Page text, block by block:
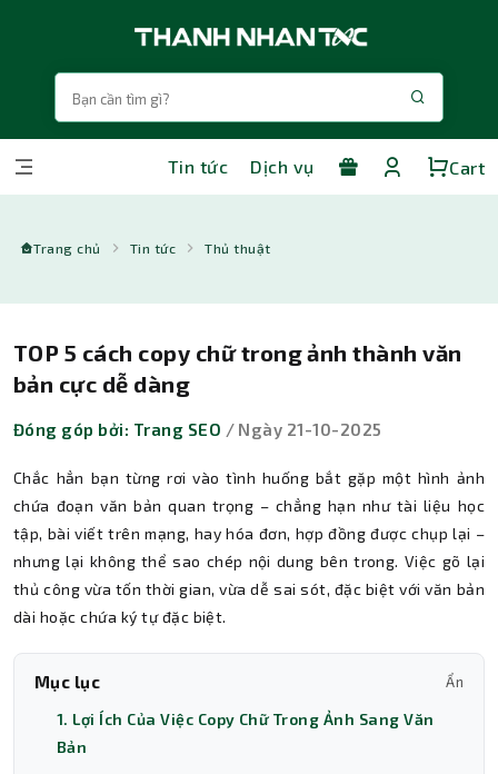
Tin tức Dịch vụ Cart
Trang chủ Tin tức Thủ thuật
TOP 5 cách copy chữ trong ảnh thành văn
bản cực dễ dàng
Đóng góp bởi: Trang SEO / Ngày 21-10-2025
Chắc hẳn bạn từng rơi vào tình huống bắt gặp một hình ảnh
chứa đoạn văn bản quan trọng – chẳng hạn như tài liệu học
tập, bài viết trên mạng, hay hóa đơn, hợp đồng được chụp lại –
nhưng lại không thể sao chép nội dung bên trong. Việc gõ lại
thủ công vừa tốn thời gian, vừa dễ sai sót, đặc biệt với văn bản
dài hoặc chứa ký tự đặc biệt.
Mục lục Ẩn
1. Lợi Ích Của Việc Copy Chữ Trong Ảnh Sang Văn
Bản